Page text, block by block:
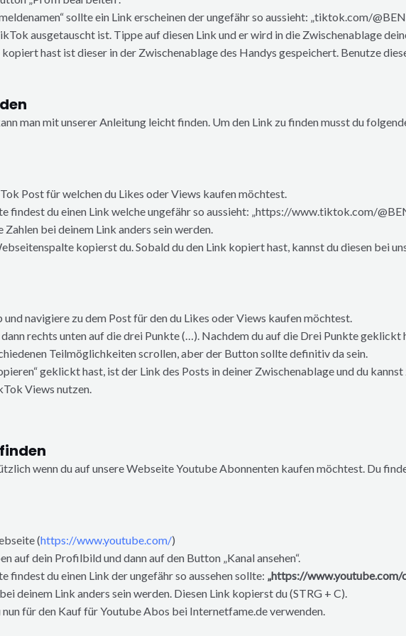
sollte ein Link erscheinen der ungefähr so aussieht: „tiktok.com/
ausgetauscht ist. Tippe auf diesen Link und er wird in die Zwischenablage
hast ist dieser in der Zwischenablage des Handys gespeichert. Benutze
man mit unserer Anleitung leicht finden. Um den Link zu finden musst du
Post für welchen du Likes oder Views kaufen möchtest.
findest du einen Link welche ungefähr so aussieht: „https://www.tiktok.com/
Zahlen bei deinem Link anders sein werden.
kopierst du. Sobald du den Link kopiert hast, kannst du diesen bei
navigiere zu dem Post für den du Likes oder Views kaufen möchtest.
rechts unten auf die drei Punkte (…). Nachdem du auf die Drei Punkte geklickt
Teilmöglichkeiten scrollen, aber der Button sollte definitiv da sein.
geklickt hast, ist der Link des Posts in deiner Zwischenablage und du
Views nutzen.
wenn du auf unsere Webseite Youtube Abonnenten kaufen möchtest. Du
(https://www.youtube.com/)
auf dein Profilbild und dann auf den Button „Kanal ansehen“.
findest du einen Link der ungefähr so aussehen sollte: „https://
deinem Link anders sein werden. Diesen Link kopierst du (STRG + C).
für den Kauf für Youtube Abos bei Internetfame.de verwenden.